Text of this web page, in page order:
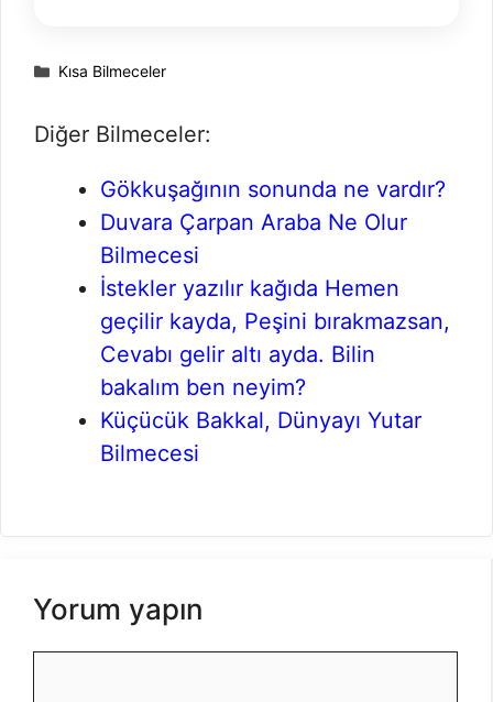
Kategoriler
Kısa Bilmeceler
Diğer Bilmeceler:
Gökkuşağının sonunda ne vardır?
Duvara Çarpan Araba Ne Olur
Bilmecesi
İstekler yazılır kağıda Hemen
geçilir kayda, Peşini bırakmazsan,
Cevabı gelir altı ayda. Bilin
bakalım ben neyim?
Küçücük Bakkal, Dünyayı Yutar
Bilmecesi
Yorum yapın